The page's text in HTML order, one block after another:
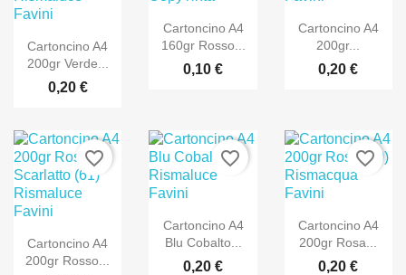
Cartoncino A4
200gr Verde...
0,20 €
Cartoncino A4
160gr Rosso...
0,10 €
Cartoncino A4
200gr...
0,20 €
Cartoncino A4
200gr Rosso...
favorite_border
Cartoncino A4
Blu Cobalto...
0,20 €
favorite_border
Cartoncino A4
200gr Rosa...
0,20 €
favorite_border